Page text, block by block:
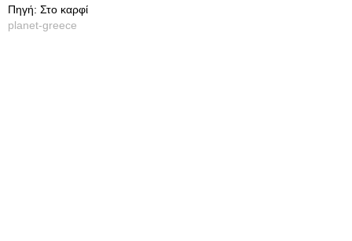
Πηγή: Στο καρφί
planet-greece